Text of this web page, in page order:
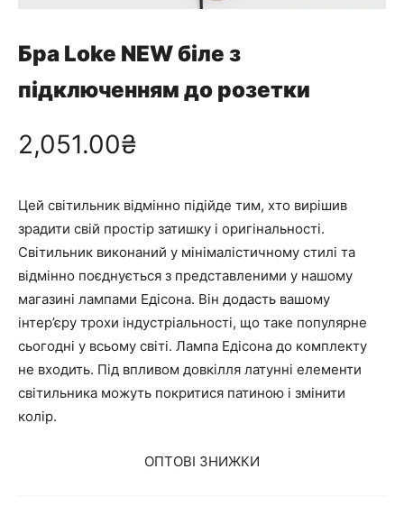
Бра Loke NEW біле з
підключенням до розетки
2,051.00₴
Цей світильник відмінно підійде тим, хто вирішив
зрадити свій простір затишку і оригінальності.
Світильник виконаний у мінімалістичному стилі та
відмінно поєднується з представленими у нашому
магазині лампами Едісона. Він додасть вашому
інтер’єру трохи індустріальності, що таке популярне
сьогодні у всьому світі. Лампа Едісона до комплекту
не входить. Під впливом довкілля латунні елементи
світильника можуть покритися патиною і змінити
колір.
ОПТОВІ ЗНИЖКИ